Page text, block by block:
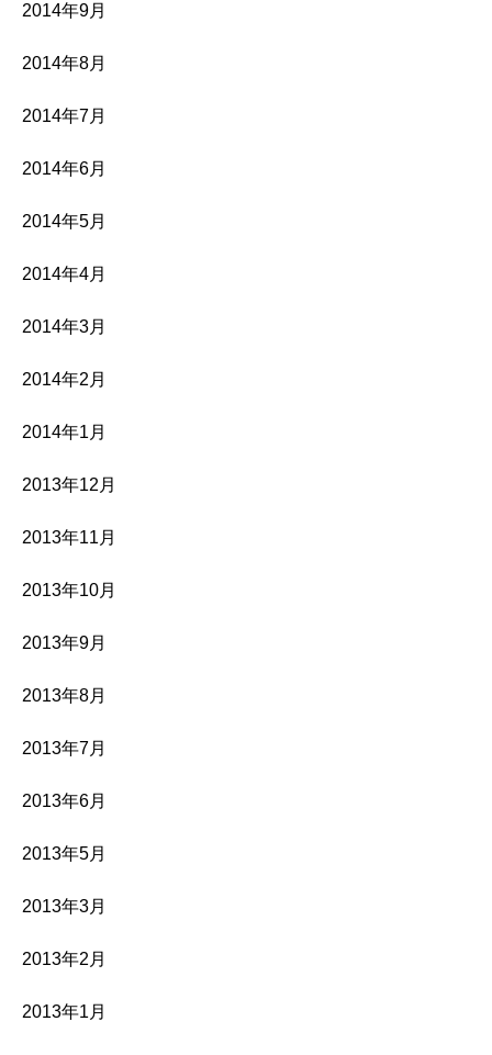
2014年9月
2014年8月
2014年7月
2014年6月
2014年5月
2014年4月
2014年3月
2014年2月
2014年1月
2013年12月
2013年11月
2013年10月
2013年9月
2013年8月
2013年7月
2013年6月
2013年5月
2013年3月
2013年2月
2013年1月